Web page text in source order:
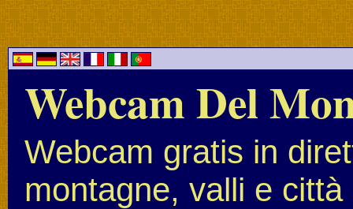
Webcam Del
Webcam gratis in
montagne, valli e città